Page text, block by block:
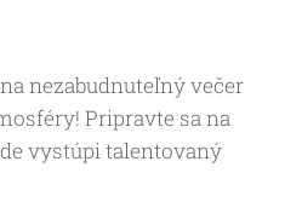
nezabudnuteľný večer
Pripravte sa na
vystúpi talentovaný